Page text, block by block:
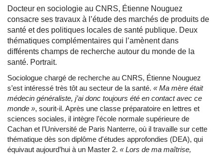
Docteur en sociologie au CNRS, Étienne Nouguez
consacre ses travaux à l’étude des marchés de produits de
santé et des politiques locales de santé publique. Deux
thématiques complémentaires qui l’amènent dans
différents champs de recherche autour du monde de la
santé. Portrait.
Sociologue chargé de recherche au CNRS, Étienne Nouguez
s’est intéressé très tôt au secteur de la santé. «Ma mère était
médecin généraliste, j’ai donc toujours été en contact avec ce
monde », sourit-il. Après une classe préparatoire en lettres et
sciences sociales, il intègre l’école normale supérieure de
Cachan et l’Université de Paris Nanterre, où il travaille sur cette
thématique dès son diplôme d'études approfondies (DEA), qui
équivaut aujourd’hui à un Master 2. «Lors de ma maîtrise,